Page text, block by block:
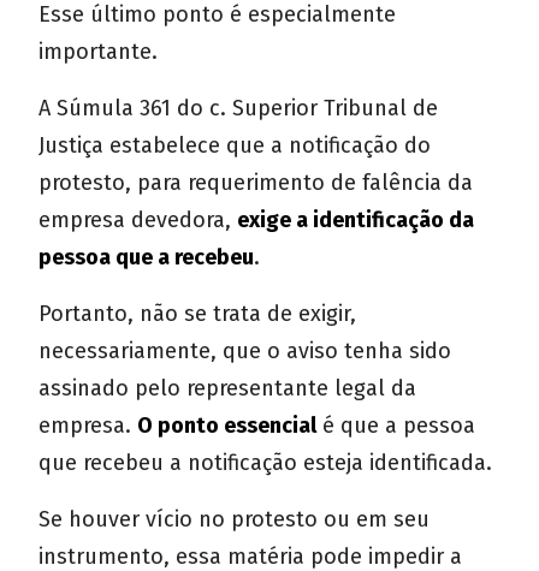
Esse último ponto é especialmente
importante.
A Súmula 361 do c. Superior Tribunal de
Justiça estabelece que a notificação do
protesto, para requerimento de falência da
empresa devedora, exige a identificação da
pessoa que a recebeu.
Portanto, não se trata de exigir,
necessariamente, que o aviso tenha sido
assinado pelo representante legal da
empresa. O ponto essencialé que a pessoa
que recebeu a notificação esteja identificada.
Se houver vício no protesto ou em seu
instrumento, essa matéria pode impedir a